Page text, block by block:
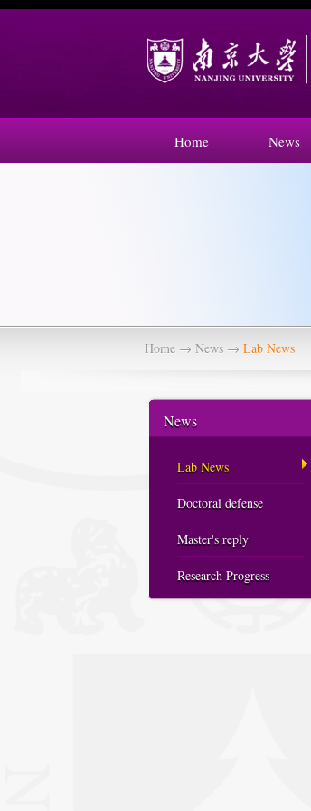
Home News
Home → News → Lab News
News
Lab News
Doctoral defense
Master's reply
Research Progress